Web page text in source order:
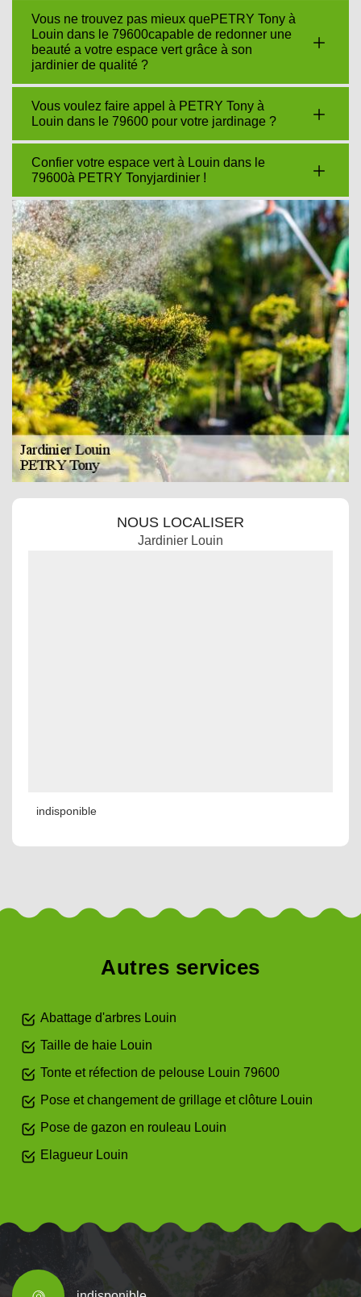
Vous ne trouvez pas mieux quePETRY Tony à
Louin dans le 79600capable de redonner une
beauté a votre espace vert grâce à son
jardinier de qualité ?
Vous voulez faire appel à PETRY Tony à
Louin dans le 79600 pour votre jardinage ?
Confier votre espace vert à Louin dans le
79600à PETRY Tonyjardinier !
NOUS LOCALISER
Jardinier Louin
indisponible
Autres services
Abattage d'arbres Louin
Taille de haie Louin
Tonte et réfection de pelouse Louin 79600
Pose et changement de grillage et clôture Louin
Pose de gazon en rouleau Louin
Elagueur Louin